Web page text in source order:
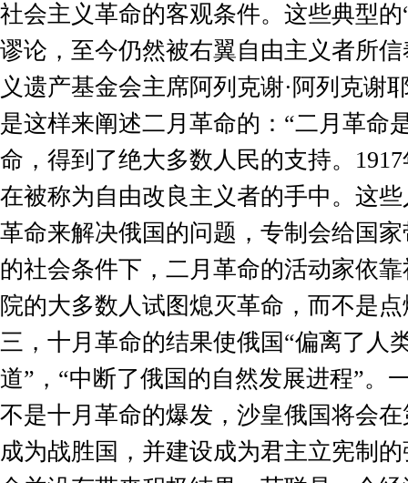
社会主义革命的客观条件。这些典型
谬论，至今仍然被右翼自由主义者所
义遗产基金会主席阿列克谢·阿列克谢
是这样来阐述二月革命的：“二月革命
命，得到了绝大多数人民的支持。 1917
在被称为自由改良主义者的手中。这
革命来解决俄国的问题，专制会给国
的社会条件下，二月革命的活动家依
院的大多数人试图熄灭革命，而不是
三，十月革命的结果使俄国“偏离了人
道”，“中断了俄国的自然发展进程”。
不是十月革命的爆发，沙皇俄国将会
成为战胜国，并建设成为君主立宪制